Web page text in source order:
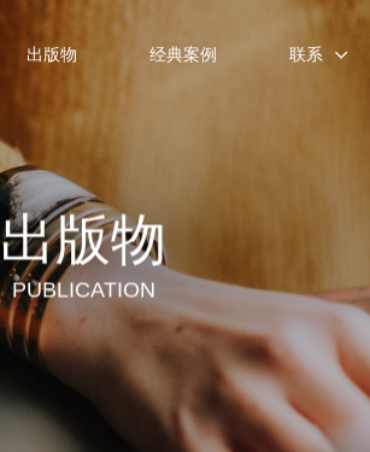
出版物 经典案例 联系
出版物
PUBLICATION